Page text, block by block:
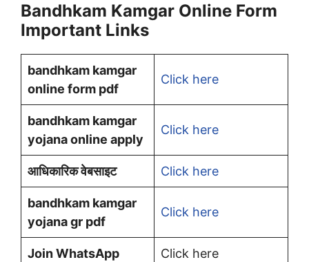
Bandhkam Kamgar Online Form
Important Links
bandhkam kamgar
online form pdf
Click here
bandhkam kamgar
yojana online apply
Click here
आधिकारिक वेबसाइट Click here
bandhkam kamgar
yojana gr pdf
Click here
Join WhatsApp Click here